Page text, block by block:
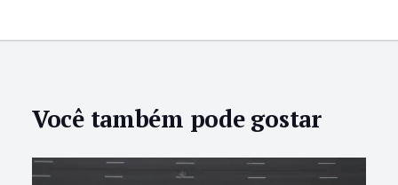
Você também pode gostar